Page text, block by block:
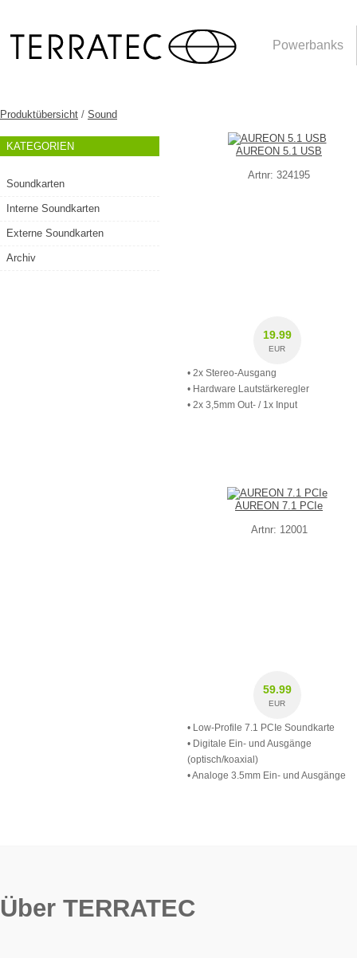
Powerbanks
Produktübersicht / Sound
KATEGORIEN
Soundkarten
Interne Soundkarten
Externe Soundkarten
Archiv
AUREON 5.1 USB
Artnr: 324195
19.99
EUR
• 2x Stereo-Ausgang
• Hardware Lautstärkeregler
• 2x 3,5mm Out- / 1x Input
AUREON 7.1 PCIe
Artnr: 12001
59.99
EUR
• Low-Profile 7.1 PCIe Soundkarte
• Digitale Ein- und Ausgänge
(optisch/koaxial)
• Analoge 3.5mm Ein- und Ausgänge
Über TERRATEC